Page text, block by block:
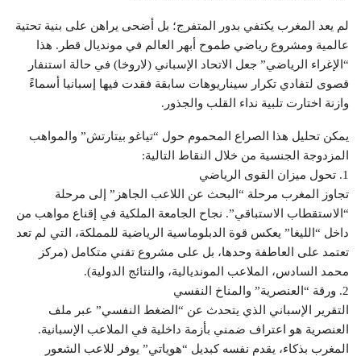
​لم يعد المغرب يكتفي بدور المتفرج؛ بل أضحى يراهن على بنية تحتية
عالمية ومشروع رياضي طموح أبهر العالم في مونديال قطر. هذا
“الإغراء الرياضي” جعل الاتحاد الإسباني (لاروخا) في حالة استنفار
قصوى لتفادي تكرار سيناريوهات سابقة فقدت فيها إسبانيا أسماءً
وازنة اختارت تلبية نداء القلب والجذور.
​يمكن تحليل هذا الصراع المحموم حول “تياغو بيتارتش” والمواهب
المزدوجة الجنسية من خلال النقاط التالية:
​1. تحول ميزان القوى الرياضي
​تجاوز المغرب مرحلة “البحث عن اللاعب الجاهز” إلى مرحلة
“الاستقطاب الاستباقي”. نجاح الجامعة الملكية في إقناع مواهب من
داخل “الليغا” يعكس قوة الدبلوماسية الرياضية للمملكة، التي لم تعد
تعتمد على العاطفة وحدها، بل على مشروع تقني متكامل (مركز
محمد السادس، الملاعب المونديالية، والنتائج الدولية).
​2. ورقة “العنصرية” والمناخ النفسي
​التقرير الإسباني الذي يتحدث عن “الضغط النفسي” عبر ملف
العنصرية هو اعتراف ضمني بأزمة داخلية في الملاعب الإسبانية.
المغرب بذكاء، يقدم نفسه كبديل “هوياتي” يوفر للاعب الشعور